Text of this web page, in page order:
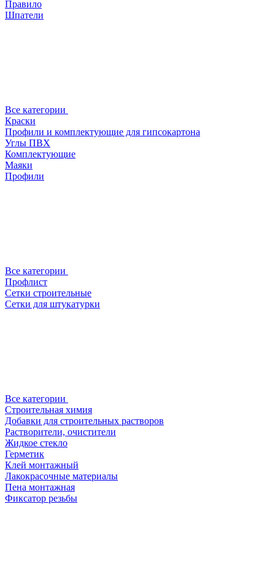
Правило
Шпатели
Все категории
Краски
Профили и комплектующие для гипсокартона
Углы ПВХ
Комплектующие
Маяки
Профили
Все категории
Профлист
Сетки строительные
Сетки для штукатурки
Все категории
Строительная химия
Добавки для строительных растворов
Растворители, очистители
Жидкое стекло
Герметик
Клей монтажный
Лакокрасочные материалы
Пена монтажная
Фиксатор резьбы